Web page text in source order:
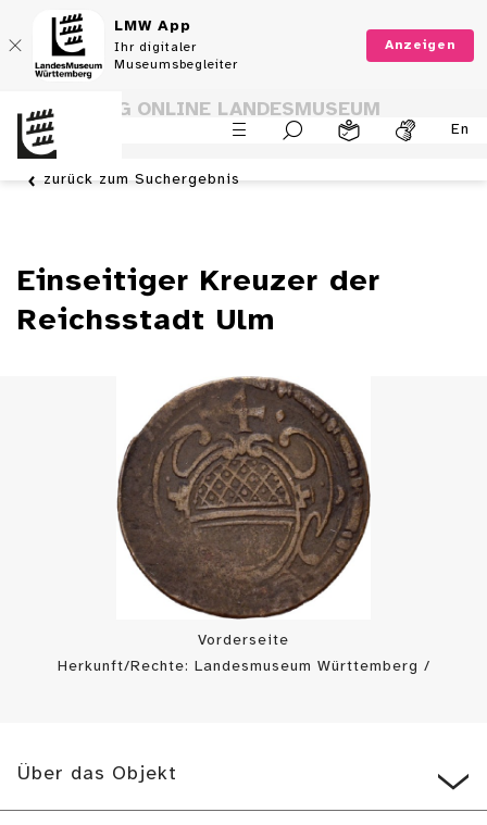
LMW App
Ihr digitaler
Museumsbegleiter
Anzeigen
En
SAMMLUNG ONLINE LANDESMUSEUM
WÜRTTEMBERG
zurück zum Suchergebnis
Einseitiger Kreuzer der
Reichsstadt Ulm
Vorderseite
Herkunft/Rechte: Landesmuseum Württemberg /
Über das Objekt